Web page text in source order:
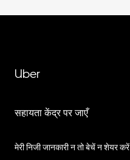
Uber
सहायता केंद्र पर जाएँ
मेरी निजी जानकारी न तो बेचें न शेयर करें